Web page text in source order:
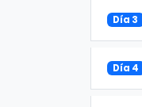
Día 3
Día 4